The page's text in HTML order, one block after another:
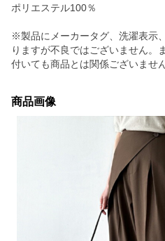
ポリエステル100％
※製品にメーカータグ、洗濯表示
りますが不良ではございません。
付いても商品とは関係ございませ
商品画像